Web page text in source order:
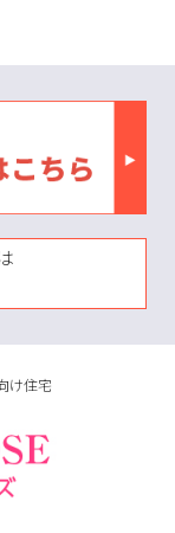
け住宅